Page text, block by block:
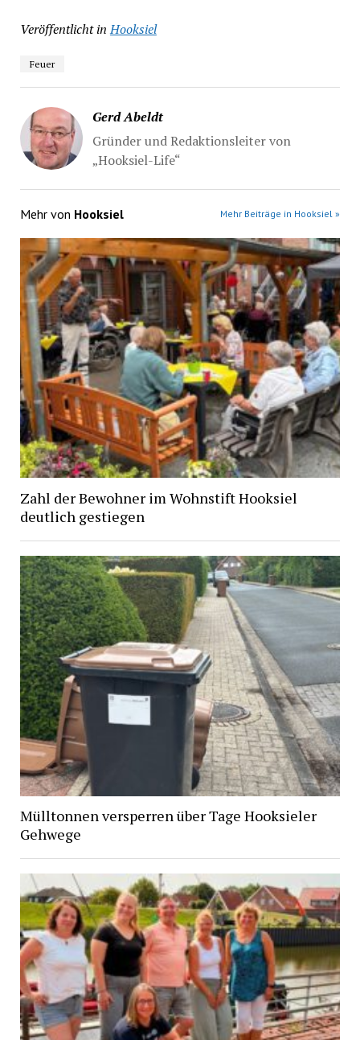
Veröffentlicht in Hooksiel
Feuer
Gerd Abeldt
Gründer und Redaktionsleiter von
„Hooksiel-Life“
Mehr von Hooksiel Mehr Beiträge in Hooksiel »
Zahl der Bewohner im Wohnstift Hooksiel
deutlich gestiegen
Mülltonnen versperren über Tage Hooksieler
Gehwege